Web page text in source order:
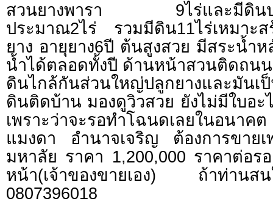
สวนยางพารา 9ไร่และมีดินปลู
ประมาณ2ไร่ รวมมีดิน11ไร่เหมาะส
ยาง อายุยาง6ปี ต้นสูงสวย มีสระน้ำ
น้ำได้ตลอดทั้งปี ด้านหน้าสวนติดถน
ดินไกล้กันส่วนใหญ่ปลูกยางและมัน
ดินติดบ้าน มองดูวิวสวย ยังไม่มีใบอ
เพราะว่าจะรอทำโฉนดเลยในอนา
แมงดา อำนาจเจริญ ต้องการขายเ
มหาลัย ราคา 1,200,000 ราคาต่อร
หน้า(เจ้าของขายเอง) ถ้าท่านสน
0807396018